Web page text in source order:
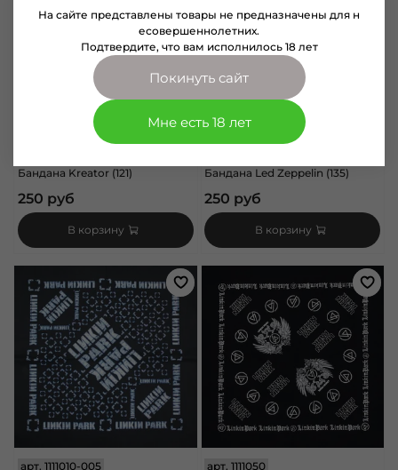
Бандана Kreator (121)
250 руб
В корзину
Бандана Led Zeppelin (135)
250 руб
В корзину
арт. 1111010-005
арт.1111050
На сайте представлены товары не предназначены для н
есовершеннолетних.
Подтвердите, что вам исполнилось 18 лет
Покинуть сайт
Мне есть 18 лет